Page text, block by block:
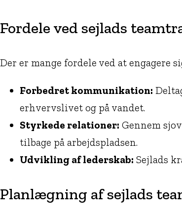
Fordele ved sejlads
Der er mange fordele ved at engagere
Forbedret kommunikation:
erhvervslivet og på vandet.
Styrkede relationer: Gennem
tilbage på arbejdspladsen.
Udvikling af lederskab: Sejlads
Planlægning af sejlads